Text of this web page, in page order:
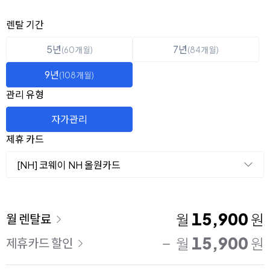
옵션 선택
렌탈 선택
렌탈 기간
5년(60개월) 7년(84개월)
9년(108개월)
관리 유형
자가관리
제휴 카드
[NH] 코웨이 NH 올원카드
이용 요금
월 렌탈료 월 15,900 원
제휴카드 할인 월 15,900 원